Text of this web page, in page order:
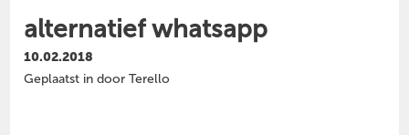
alternatief whatsapp
10.02.2018
Geplaatst in door Terello